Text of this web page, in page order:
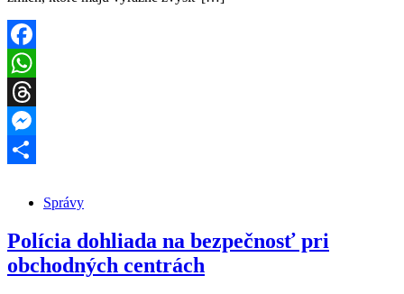
Facebook
WhatsApp
Threads
Messenger
Správy
Polícia dohliada na bezpečnosť pri
obchodných centrách